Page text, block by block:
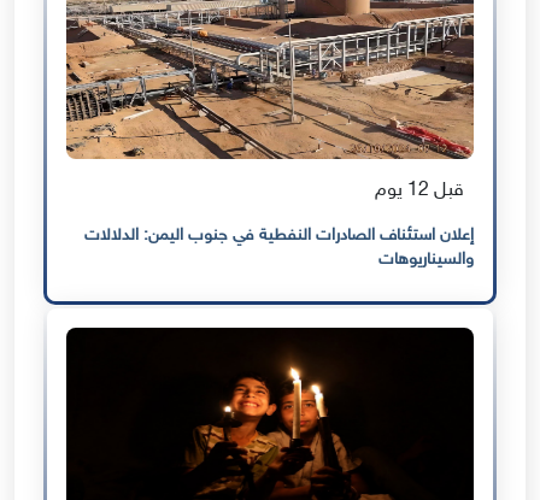
قبل 12 يوم
إعلان استئناف الصادرات النفطية في جنوب اليمن: الدلالات
والسيناريوهات